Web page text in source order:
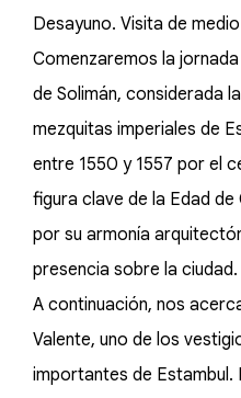
Desayuno. Visita de
Comenzaremos la
de Solimán, considerada
mezquitas imperiales de
entre 1550 y 1557 por el
figura clave de la Edad
por su armonía
presencia sobre la ciudad.
A continuación, nos
Valente, uno de los
importantes de Estambul.